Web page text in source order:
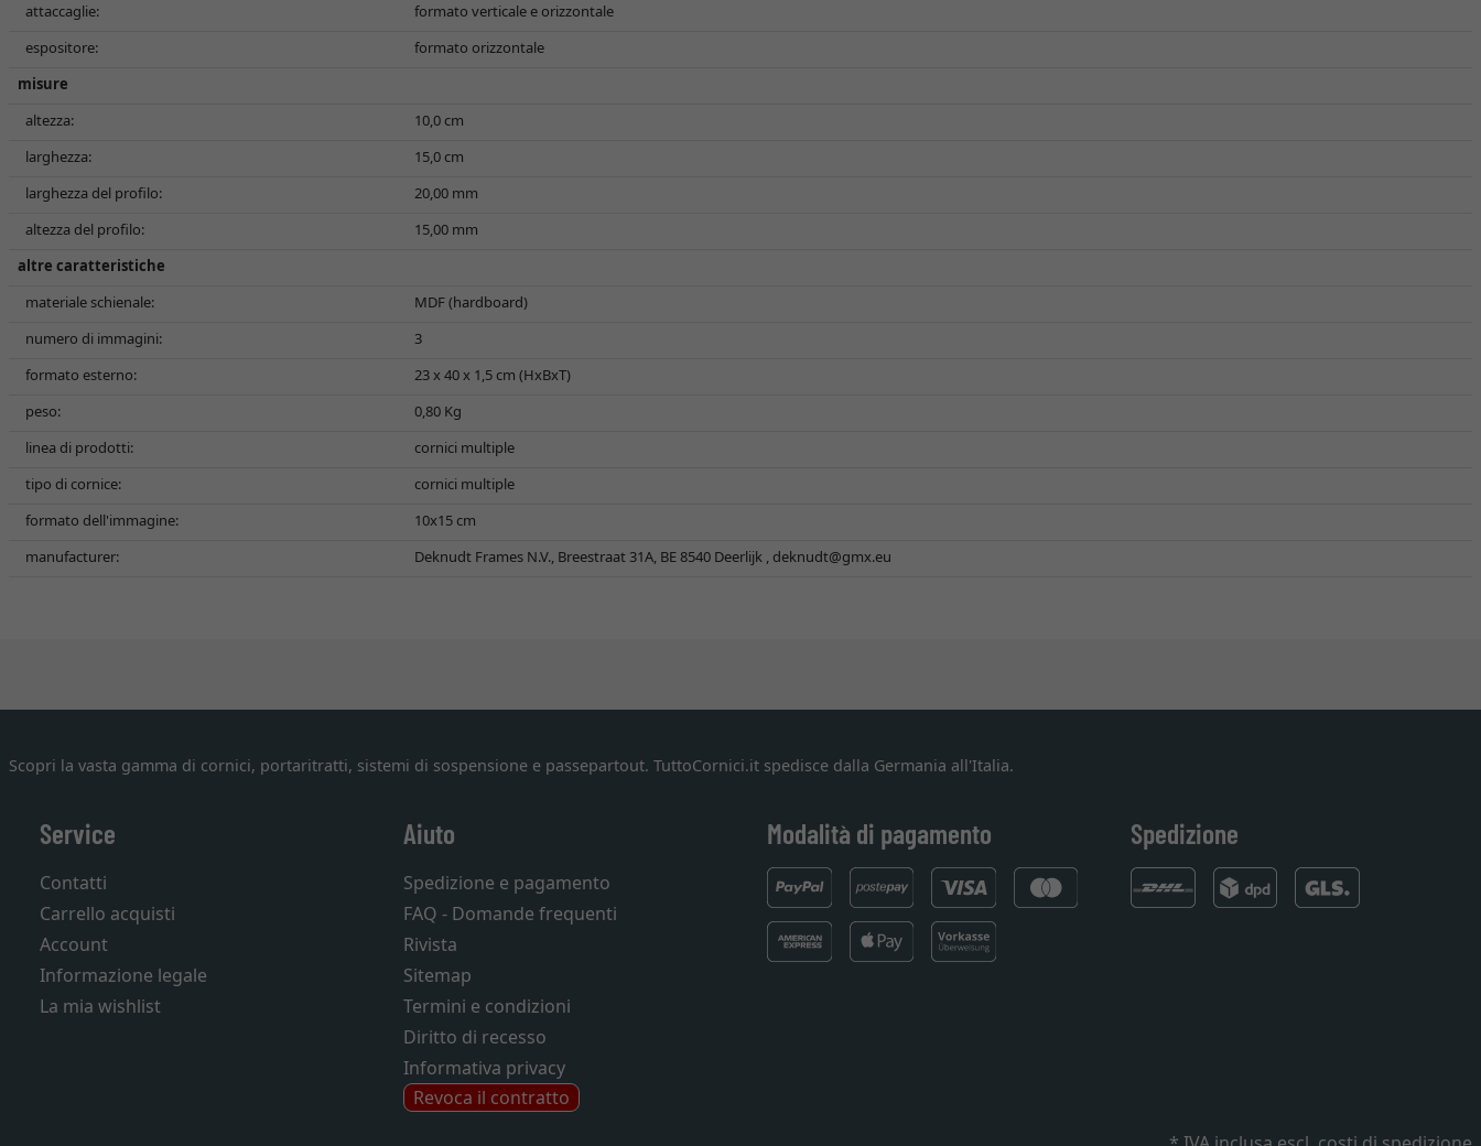
attaccaglie:
formato verticale e orizzontale
espositore:
formato orizzontale
misure
altezza:
10,0 cm
larghezza:
15,0 cm
larghezza del profilo:
20,00 mm
altezza del profilo:
15,00 mm
altre caratteristiche
materiale schienale:
MDF (hardboard)
numero di immagini:
3
formato esterno:
23 x 40 x 1,5 cm (HxBxT)
peso:
0,80 Kg
linea di prodotti:
cornici multiple
tipo di cornice:
cornici multiple
formato dell'immagine:
10x15 cm
manufacturer:
Deknudt Frames N.V., Breestraat 31A, BE 8540 Deerlijk , deknudt@gmx.eu
Scopri la vasta gamma di cornici, portaritratti, sistemi di sospensione e passepartout. TuttoCornici.it spedisce dalla Germania all'Italia.
Service
Contatti
Carrello acquisti
Account
Informazione legale
La mia wishlist
Aiuto
Spedizione e pagamento
FAQ - Domande frequenti
Rivista
Sitemap
Termini e condizioni
Diritto di recesso
Informativa privacy
Revoca il contratto
Modalità di pagamento Spedizione